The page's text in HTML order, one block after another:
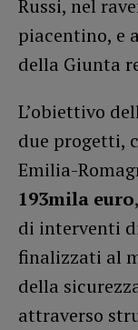
Russi, nel
piacentino, e
della Giunta
L’obiettivo
due progetti,
Emilia-
193mila euro
di interventi
finalizzati al
della
attraverso